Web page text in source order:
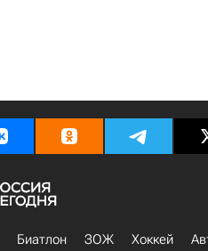
Биатлон ЗОЖ Хоккей